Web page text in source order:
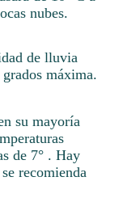
nubes.
de lluvia
máxima.
su mayoría
de 7° . Hay
recomienda